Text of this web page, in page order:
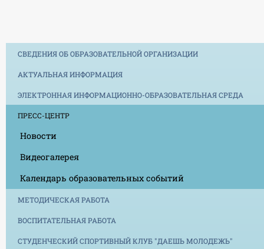
СВЕДЕНИЯ ОБ ОБРАЗОВАТЕЛЬНОЙ ОРГАНИЗАЦИИ
АКТУАЛЬНАЯ ИНФОРМАЦИЯ
ЭЛЕКТРОННАЯ ИНФОРМАЦИОННО-ОБРАЗОВАТЕЛЬНАЯ СРЕДА
ПРЕСС-ЦЕНТР
Новости
Видеогалерея
Календарь образовательных событий
МЕТОДИЧЕСКАЯ РАБОТА
ВОСПИТАТЕЛЬНАЯ РАБОТА
СТУДЕНЧЕСКИЙ СПОРТИВНЫЙ КЛУБ "ДАЕШЬ МОЛОДЕЖЬ"